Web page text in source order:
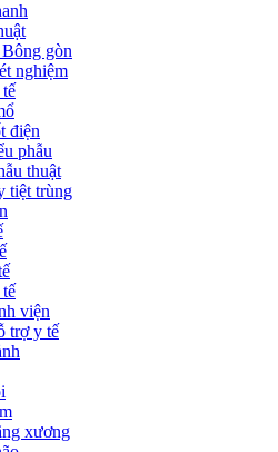
gòn
nghiệm
điện
phẫu
thuật
tiệt trùng
viện
trợ y tế
xương